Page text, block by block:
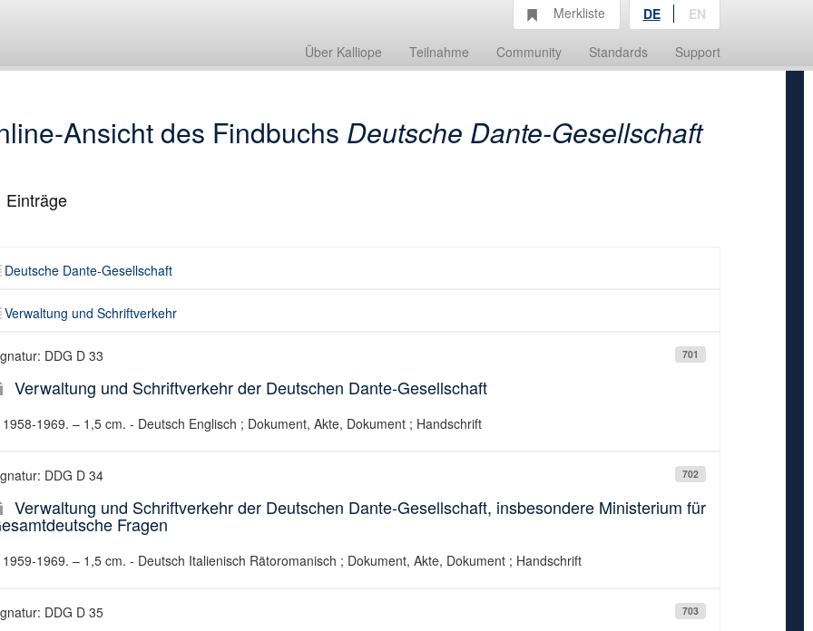
Über Kalliope Teilnahme Community Standards Support
Merkliste DE EN
Ansicht des Findbuchs Deutsche Dante-Gesellschaft
Einträge
Deutsche Dante-Gesellschaft
Verwaltung und Schriftverkehr
701
DDG D 33
Verwaltung und Schriftverkehr der Deutschen Dante-Gesellschaft
1958-1969. – 1,5 cm. - Deutsch Englisch ; Dokument, Akte, Dokument ; Handschrift
702
DDG D 34
Verwaltung und Schriftverkehr der Deutschen Dante-Gesellschaft, insbesondere Ministerium für
Fragen
1959-1969. – 1,5 cm. - Deutsch Italienisch Rätoromanisch ; Dokument, Akte, Dokument ; Handschrift
703
DDG D 35